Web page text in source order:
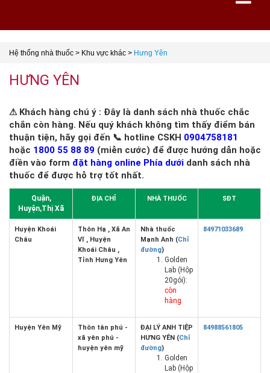
Hệ thống nhà thuốc > Khu vực khác > Hưng Yên
HƯNG YÊN
⚠ Khách hàng chú ý : Đây là danh sách nhà thuốc chắc
chắn còn hàng. Nếu quý khách không tìm thấy điểm bán
thuận tiện, hãy gọi đến 📞 hotline CSKH 0904758181
hoặc 1800 55 88 89 (miễn cước) để được hướng dẫn hoặc
điền vào form đặt hàng online Phía dưới danh sách nhà
thuốc để được hỗ trợ tốt nhất.
Quận,
Huyện,Thị Xã
ĐỊA CHỈ NHÀ THUỐC SĐT
Huyện Khoái
Châu
Thôn Hạ , Xã An
Vĩ , Huyện
Khoái Châu ,
Tỉnh Hưng Yên
Nhà thuốc
Mạnh Anh (Chỉ
đường)
Golden
Lab (Hộp
20gói):
còn
hàng
84971033689
Huyện Yên Mỹ
Thôn tân phú -
xã yên phú -
huyện yên mỹ
ĐẠI LÝ ANH TIỆP
HƯNG YÊN (Chỉ
đường)
Golden
Lab (Hộp
84988561805